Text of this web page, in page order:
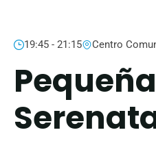
19:45 - 21:15 Centro
Pequeña